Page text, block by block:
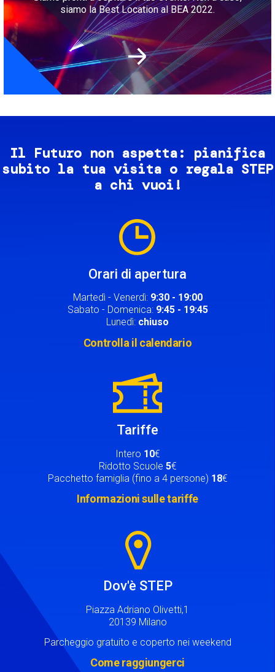
siamo la Best Location al BEA 2022.
Il Futuro non aspetta: pianifica
subito la tua visita o regala STEP
a chi vuoi!
Orari di apertura
Martedì - Venerdì: 9:30 - 19:00
Sabato - Domenica: 9:45 - 19:45
Lunedì: chiuso
Controlla il calendario
Tariffe
Intero 10€
Ridotto Scuole 5€
Pacchetto famiglia (fino a 4 persone) 18€
Informazioni sulle tariffe
Dov'è STEP
Piazza Adriano Olivetti,1
20139 Milano
Parcheggio gratuito e coperto nei weekend
Come raggiungerci